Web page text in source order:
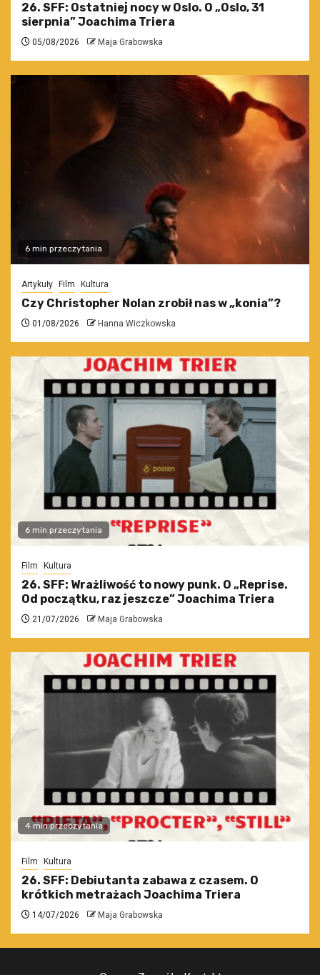
26. SFF: Ostatniej nocy w Oslo. O „Oslo, 31
sierpnia” Joachima Triera
05/08/2026 Maja Grabowska
6 min przeczytania
Artykuły Film Kultura
Czy Christopher Nolan zrobił nas w „konia”?
01/08/2026 Hanna Wiczkowska
6 min przeczytania
Film Kultura
26. SFF: Wrażliwość to nowy punk. O „Reprise.
Od początku, raz jeszcze” Joachima Triera
21/07/2026 Maja Grabowska
4 min przeczytania
Film Kultura
26. SFF: Debiutanta zabawa z czasem. O
krótkich metrażach Joachima Triera
14/07/2026 Maja Grabowska